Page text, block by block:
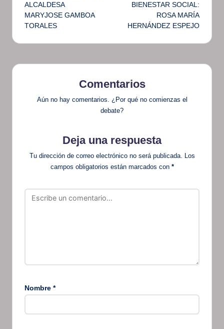
ALCALDESA
MARYJOSE GAMBOA
TORALES
BIENESTAR SOCIAL:
ROSA MARÍA
HERNÁNDEZ ESPEJO
Comentarios
Aún no hay comentarios. ¿Por qué no comienzas el
debate?
Deja una respuesta
Tu dirección de correo electrónico no será publicada. Los
campos obligatorios están marcados con *
Nombre *